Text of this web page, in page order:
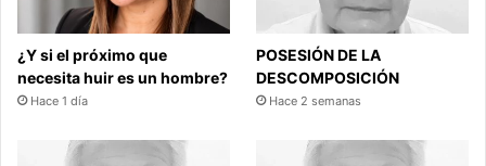
¿Y si el próximo que
necesita huir es un hombre?
Hace 1 día
POSESIÓN DE LA
DESCOMPOSICIÓN
Hace 2 semanas